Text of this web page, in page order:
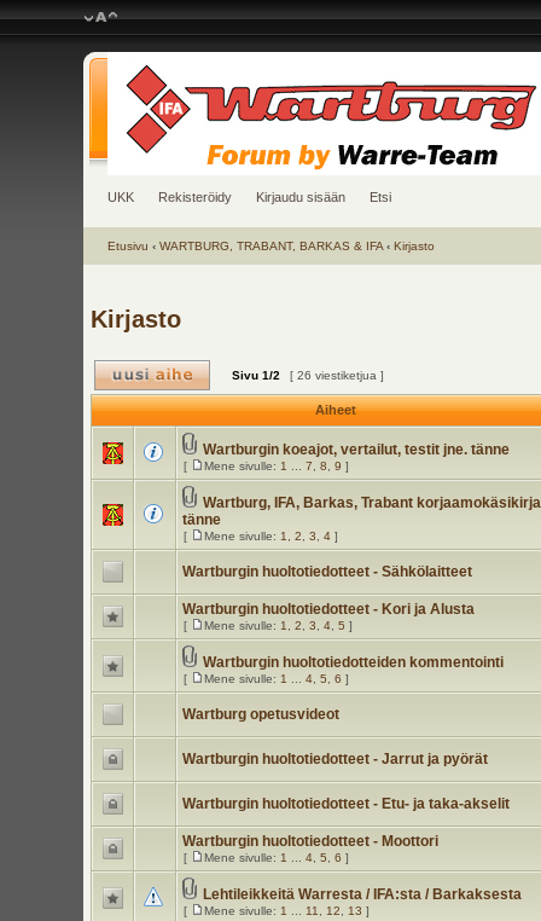
UKK Rekisteröidy Kirjaudu sisään Etsi
Etusivu ‹ WARTBURG, TRABANT, BARKAS & IFA ‹ Kirjasto
Kirjasto
Sivu 1/2 [ 26 viestiketjua ]
Aiheet
Wartburgin koeajot, vertailut, testit jne. tänne
[ Mene sivulle: 1 7 8 9 ]
Wartburg, IFA, Barkas, Trabant
tänne
[ Mene sivulle: 1 2 3 4]
Wartburgin huoltotiedotteet - Sähkölaitteet
Wartburgin huoltotiedotteet - Kori ja Alusta
[ Mene sivulle: 1 2 3 4, 5 ]
Wartburgin huoltotiedotteiden kommentointi
[ Mene sivulle: 1 4, 5 6 ]
Wartburg opetusvideot
Wartburgin huoltotiedotteet - Jarrut ja pyörät
Wartburgin huoltotiedotteet - Etu- ja taka-akselit
Wartburgin huoltotiedotteet - Moottori
[ Mene sivulle: 1 4, 5 6 ]
Lehtileikkeitä Warresta / IFA:sta / Barkaksesta
[ Mene sivulle: 1 11 12 13 ]